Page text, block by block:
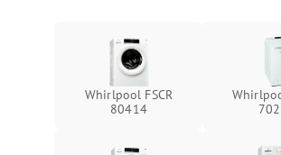
Whirlpool FSCR
80414